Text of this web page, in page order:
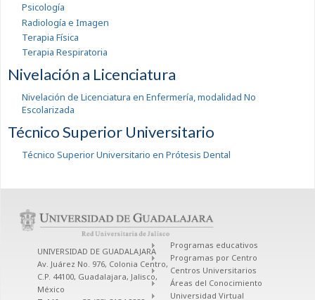
Psicología
Radiología e Imagen
Terapia Física
Terapia Respiratoria
Nivelación a Licenciatura
Nivelación de Licenciatura en Enfermería, modalidad No
Escolarizada
Técnico Superior Universitario
Técnico Superior Universitario en Prótesis Dental
UNIVERSIDAD DE GUADALAJARA
Av. Juárez No. 976, Colonia Centro,
C.P. 44100, Guadalajara, Jalisco,
México
Programas educativos
Programas por Centro
Centros Universitarios
Áreas del Conocimiento
Universidad Virtual